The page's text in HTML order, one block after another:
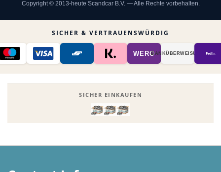
Copyright © 2013-heute Scandcar B.V. — Alle Rechte vorbehalten.
SICHER & VERTRAUENSWÜRDIG
WEROBANK­ÜBER­WEISUNG
SICHER EINKAUFEN